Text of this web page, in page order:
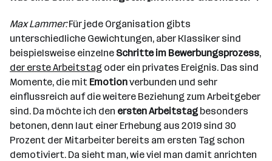
Max Lammer:Für jede Organisation gibts
unterschiedliche Gewichtungen, aber Klassiker sind
beispielsweise einzelne Schritte im Bewerbungsprozess,
der erste Arbeitstag oder ein privates Ereignis. Das sind
Momente, die mit Emotionverbunden und sehr
einflussreich auf die weitere Beziehung zum Arbeitgeber
sind. Da möchte ich den ersten Arbeitstag besonders
betonen, denn laut einer Erhebung aus 2019 sind 30
Prozent der Mitarbeiter bereits am ersten Tag schon
demotiviert. Da sieht man, wie viel man damit anrichten